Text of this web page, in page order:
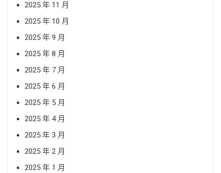
2025 年 11 月
2025 年 10 月
2025 年 9 月
2025 年 8 月
2025 年 7 月
2025 年 6 月
2025 年 5 月
2025 年 4 月
2025 年 3 月
2025 年 2 月
2025 年 1 月